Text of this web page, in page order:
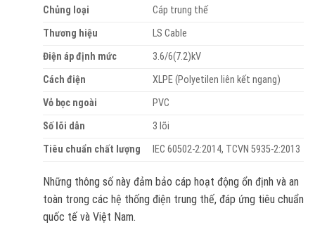
Chủng loại
Cáp trung thế
Thương hiệu
LS Cable
Điện áp định mức
3.6/6(7.2)kV
Cách điện
XLPE (Polyetilen liên kết ngang)
Vỏ bọc ngoài
PVC
Số lõi dẫn
3 lõi
Tiêu chuẩn chất lượng
IEC 60502-2:2014, TCVN 5935-2:2013
Những thông số này đảm bảo cáp hoạt động ổn định và an
toàn trong các hệ thống điện trung thế, đáp ứng tiêu chuẩn
quốc tế và Việt Nam.